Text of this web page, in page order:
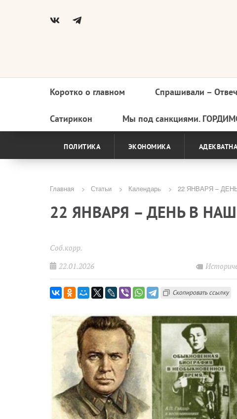
Основная
навигация
Коротко о главном Спрашивали –
Сатирикон Мы под санкциями.
ПОЛИТИКА ЭКОНОМИКА
Строка
навигации
Главная Статьи Календарь 22 ЯНВАРЯ –
22 ЯНВАРЯ – ДЕНЬ В
Соб.корр.
22.01.2026
Скопировать ссылку